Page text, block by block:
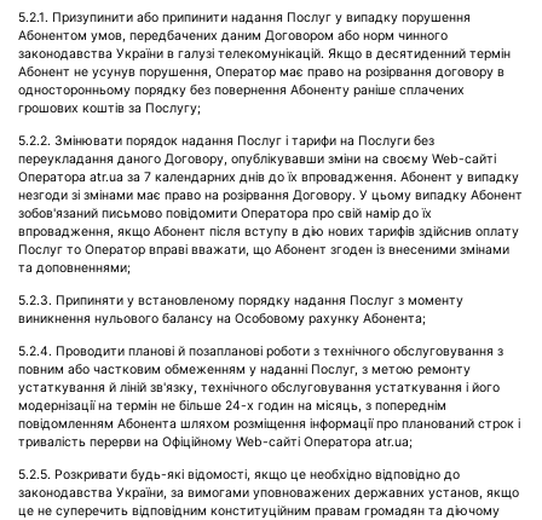
5.2.1. Призупинити або припинити надання Послуг у випадку порушення
Абонентом умов, передбачених даним Договором або норм чинного
законодавства України в галузі телекомунікацій. Якщо в десятиденний термін
Абонент не усунув порушення, Оператор має право на розірвання договору в
односторонньому порядку без повернення Абоненту раніше сплачених
грошових коштів за Послугу;
5.2.2. Змінювати порядок надання Послуг і тарифи на Послуги без
переукладання даного Договору, опублікувавши зміни на своєму Web-сайті
Оператора atr.ua за 7 календарних днів до їх впровадження. Абонент у випадку
незгоди зі змінами має право на розірвання Договору. У цьому випадку Абонент
зобов'язаний письмово повідомити Оператора про свій намір до їх
впровадження, якщо Абонент після вступу в дію нових тарифів здійснив оплату
Послуг то Оператор вправі вважати, що Абонент згоден із внесеними змінами
та доповненнями;
5.2.3. Припиняти у встановленому порядку надання Послуг з моменту
виникнення нульового балансу на Особовому рахунку Абонента;
5.2.4. Проводити планові й позапланові роботи з технічного обслуговування з
повним або частковим обмеженням у наданні Послуг, з метою ремонту
устаткування й ліній зв'язку, технічного обслуговування устаткування і його
модернізації на термін не більше 24-х годин на місяць, з попереднім
повідомленням Абонента шляхом розміщення інформації про планований строк і
тривалість перерви на Офіційному Web-сайті Оператора atr.ua;
5.2.5. Розкривати будь-які відомості, якщо це необхідно відповідно до
законодавства України, за вимогами уповноважених державних установ, якщо
це не суперечить відповідним конституційним правам громадян та діючому